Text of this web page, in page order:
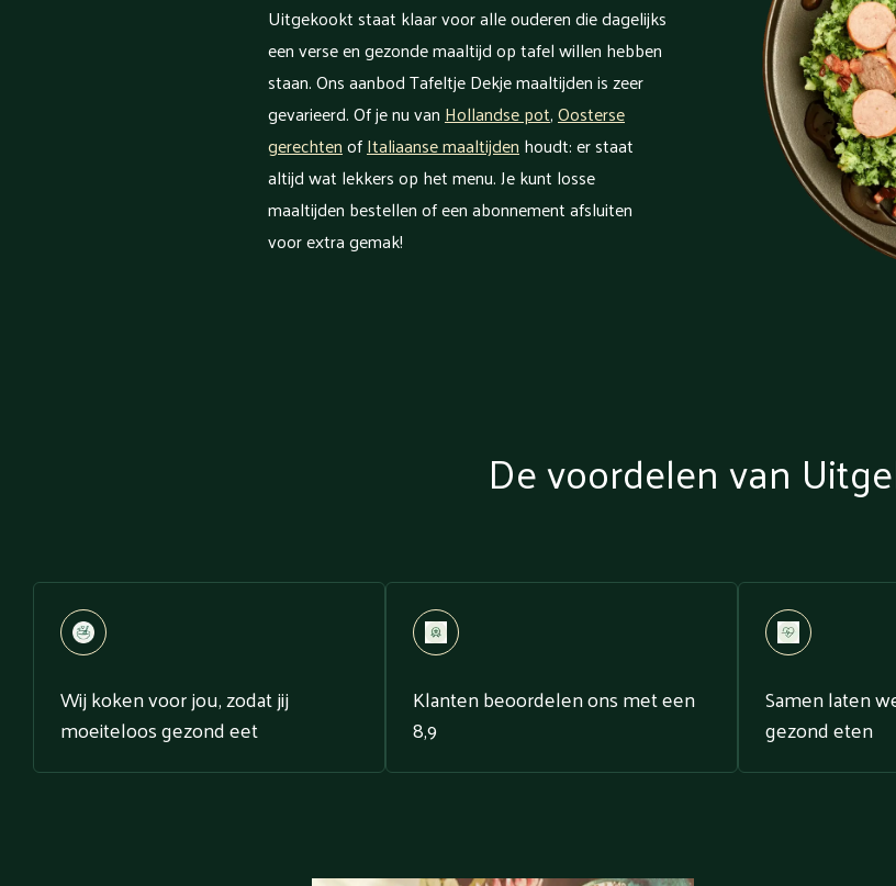
Uitgekookt staat klaar voor alle ouderen die dagelijks
een verse en gezonde maaltijd op tafel willen hebben
staan. Ons aanbod Tafeltje Dekje maaltijden is zeer
gevarieerd. Of je nu van Hollandse pot,Oosterse
gerechtenofItaliaanse maaltijden houdt: er staat
altijd wat lekkers op het menu. Je kunt losse
maaltijden bestellen of een abonnement afsluiten
voor extra gemak!
De voordelen van
Wij koken voor jou, zodat jij
moeiteloos gezond eet
Klanten beoordelen ons met een
8,9
Samen laten
gezond eten